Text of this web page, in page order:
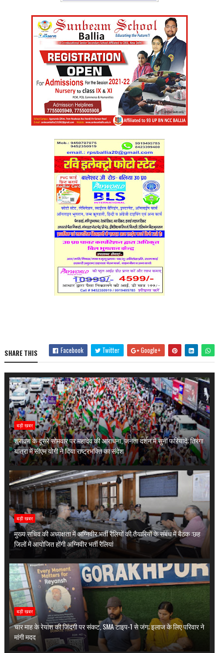
SHARE THIS Facebook Twitter Google+
बड़ी खबर
श्रावण के दूसरे सोमवार पर महादेव की आराधना, जनता दर्शन में सुनीं फरियादें; तिरंगा
यात्रा में सीएम योगी ने दिया राष्ट्रभक्ति का संदेश
बड़ी खबर
मुख्य सचिव की अध्यक्षता में अग्निवीर भर्ती रैलियों की तैयारियों के संबंध में बैठक :छह
जिलों में आयोजित होंगी अग्निवीर भर्ती रैलियां
बड़ी खबर
चार माह के रेयांश की जिंदगी पर संकट, SMA टाइप-1 से जंग; इलाज के लिए परिवार ने
मांगी मदद